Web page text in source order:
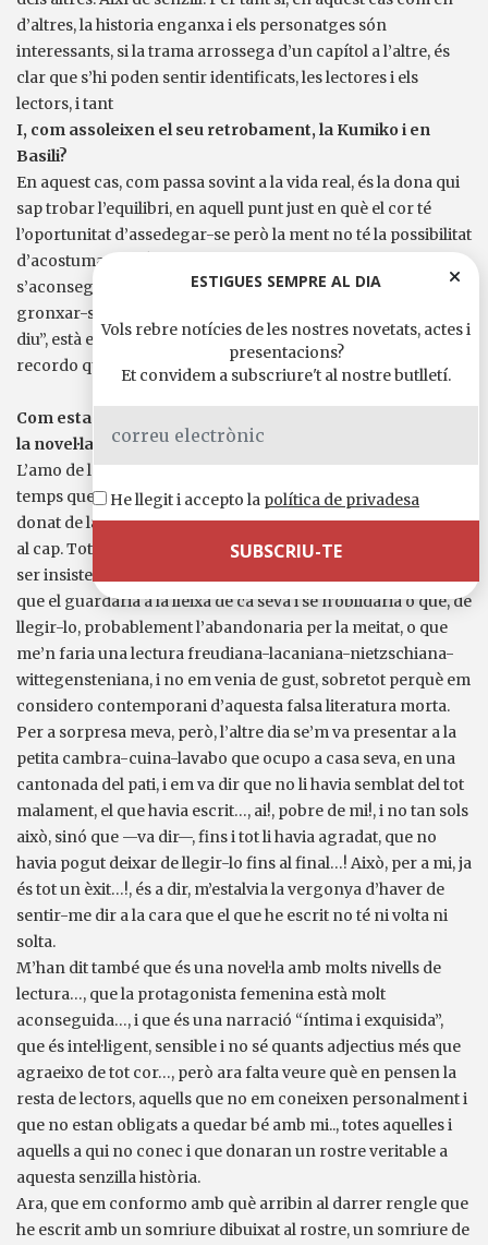
d’altres, la historia enganxa i els personatges són
interessants, si la trama arrossega d’un capítol a l’altre, és
clar que s’hi poden sentir identificats, les lectores i els
lectors, i tant
I, com assoleixen el seu retrobament, la Kumiko i en
Basili?
En aquest cas, com passa sovint a la vida real, és la dona qui
sap trobar l’equilibri, en aquell punt just en què el cor té
l’oportunitat d’assedegar-se però la ment no té la possibilitat
d’acostumar-se. És a dir, aquell precís moment en què
s’aconsegueix la pau de les emocions…, però sense
gronxar-s’hi. “El cor parla molt, però no sempre sap el que
diu”, està escrit en alguna pàgina del llibre que ara no
recordo quina és…
Com estan reaccionant els primers lectors i lectores de
la novel·la?
L’amo de la casa on visc, a qui tinc per un erudit, feia molt
temps que no llegia cap llibre; es veu que, en un moment
donat de la seva vida, va decidir que ja tenia prou informació
al cap. Tota manera, ni que sigui perquè m’han dit que cal
ser insistent, li vaig regalar un exemplar del llibre, pensant
que el guardaria a la lleixa de ca seva i se n’oblidaria o que, de
llegir-lo, probablement l’abandonaria per la meitat, o que
me’n faria una lectura freudiana-lacaniana-nietzschiana-
wittegensteniana, i no em venia de gust, sobretot perquè em
considero contemporani d’aquesta falsa literatura morta.
Per a sorpresa meva, però, l’altre dia se’m va presentar a la
petita cambra-cuina-lavabo que ocupo a casa seva, en una
cantonada del pati, i em va dir que no li havia semblat del tot
malament, el que havia escrit…, ai!, pobre de mi!, i no tan sols
això, sinó que —va dir—, fins i tot li havia agradat, que no
havia pogut deixar de llegir-lo fins al final…! Això, per a mi, ja
és tot un èxit…!, és a dir, m’estalvia la vergonya d’haver de
sentir-me dir a la cara que el que he escrit no té ni volta ni
solta.
M’han dit també que és una novel·la amb molts nivells de
lectura…, que la protagonista femenina està molt
aconseguida…, i que és una narració “íntima i exquisida”,
que és intel·ligent, sensible i no sé quants adjectius més que
agraeixo de tot cor…, però ara falta veure què en pensen la
resta de lectors, aquells que no em coneixen personalment i
que no estan obligats a quedar bé amb mi.., totes aquelles i
aquells a qui no conec i que donaran un rostre veritable a
aquesta senzilla història.
Ara, que em conformo amb què arribin al darrer rengle que
he escrit amb un somriure dibuixat al rostre, un somriure de
ESTIGUES SEMPRE AL DIA
Vols rebre notícies de les nostres novetats, actes i
presentacions?
Et convidem a subscriure't al nostre butlletí.
He llegit i accepto la política de privadesa